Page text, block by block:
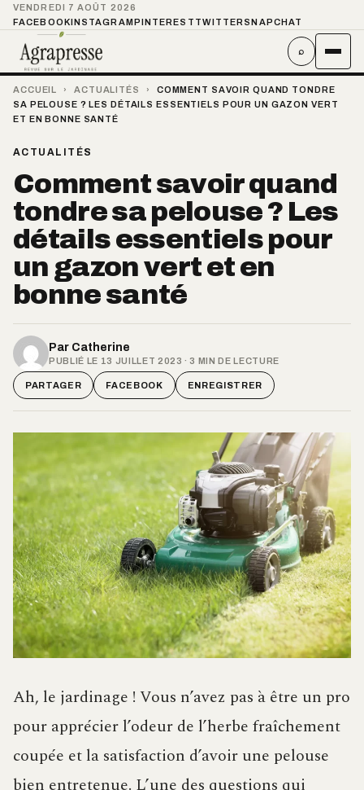
VENDREDI 7 AOÛT 2026
FACEBOOKINSTAGRAMPINTEREST TWITTER SNAPCHAT
⌕
ACCUEIL › ACTUALITÉS ›
COMMENT SAVOIR QUAND TONDRE
SA PELOUSE ? LES DÉTAILS ESSENTIELS POUR UN GAZON VERT
ET EN BONNE SANTÉ
ACTUALITÉS
Comment savoir quand
tondre sa pelouse ? Les
détails essentiels pour
un gazon vert et en
bonne santé
Par Catherine
PUBLIÉ LE 13 JUILLET 2023 · 3 MIN DE LECTURE
PARTAGER FACEBOOK ENREGISTRER
Ah, le jardinage ! Vous n’avez pas à être un pro
pour apprécier l’odeur de l’herbe fraîchement
coupée et la satisfaction d’avoir une pelouse